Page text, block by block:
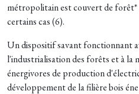
métropolitain est couvert de forêt*
certains cas (6).
Un dispositif savant fonctionnant
l'industrialisation des forêts et à la
énergivores de production
développement de la filière bois